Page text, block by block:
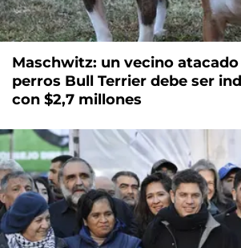
Maschwitz: un vecino
perros Bull Terrier debe ser
con $2,7 millones